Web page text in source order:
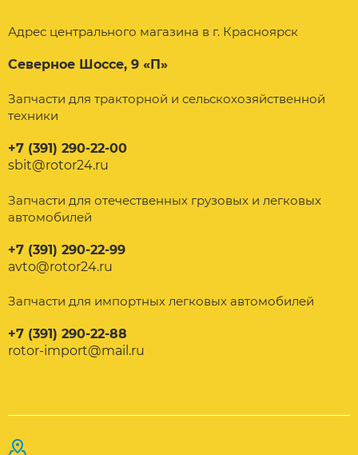
Адрес центрального магазина в г. Красноярск
Северное Шоссе, 9 «П»
Запчасти для тракторной и сельскохозяйственной
техники
+7 (391) 290-22-00
sbit@rotor24.ru
Запчасти для отечественных грузовых и легковых
автомобилей
+7 (391) 290-22-99
avto@rotor24.ru
Запчасти для импортных легковых автомобилей
+7 (391) 290-22-88
rotor-import@mail.ru